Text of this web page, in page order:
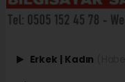
Erkek | Kadın